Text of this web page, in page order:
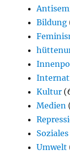
Bildung
Kultur
Medien
Soziales
Umwelt